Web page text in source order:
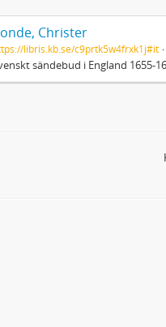
Christer
libris.kb.se/c9prtk5w4frxk1j#it
sändebud i England 1655-